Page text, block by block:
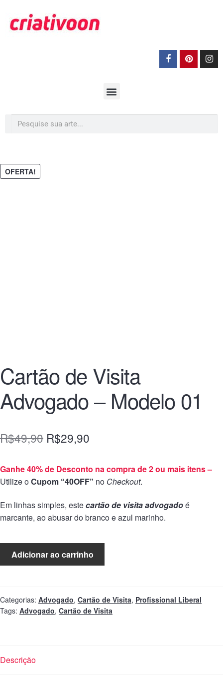
OFERTA!
Cartão de Visita
Advogado – Modelo 01
R$49,90 R$29,90
Ganhe 40% de Desconto na compra de 2 ou mais itens –
Utilize oCupom “40OFF” no Checkout.
Em linhas simples, estecartão de visita advogadoé
marcante, ao abusar do branco e azul marinho.
Adicionar ao carrinho
Categorias: Advogado, Cartão de Visita, Profissional Liberal
Tags: Advogado, Cartão de Visita
Descrição